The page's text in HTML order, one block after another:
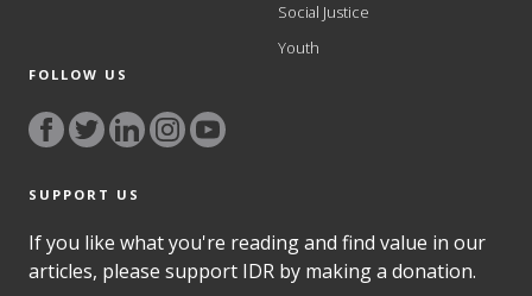
Social Justice
Youth
FOLLOW US
SUPPORT US
If you like what you're reading and find value in our
articles, please support IDR by making a donation.